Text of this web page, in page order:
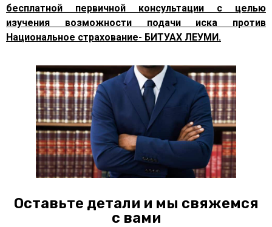
бесплатной первичной консультации с целью
изучения возможности подачи иска против
Национальное страхование- БИТУАХ ЛЕУМИ.
Оставьте детали и мы свяжемся
с вами